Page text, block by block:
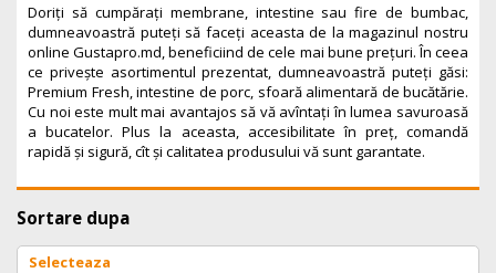
Doriți să cumpărați membrane, intestine sau fire de bumbac,
dumneavoastră puteți să faceți aceasta de la magazinul nostru
online Gustapro.md, beneficiind de cele mai bune prețuri. În ceea
ce privește asortimentul prezentat, dumneavoastră puteți găsi:
Premium Fresh, intestine de porc, sfoară alimentară de bucătărie.
Cu noi este mult mai avantajos să vă avîntați în lumea savuroasă
a bucatelor. Plus la aceasta, accesibilitate în preț, comandă
rapidă și sigură, cît și calitatea produsului vă sunt garantate.
Sortare dupa